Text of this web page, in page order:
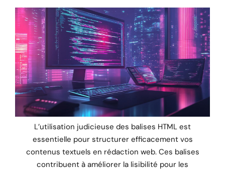
L’utilisation judicieuse des balises HTML est
essentielle pour structurer efficacement vos
contenus textuels en rédaction web. Ces balises
contribuent à améliorer la lisibilité pour les